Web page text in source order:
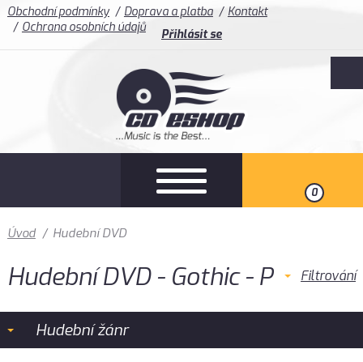
Obchodní podmínky Doprava a platba
Kontakt
Ochrana osobních údajů
Přihlásit se
0
Úvod / Hudební DVD
Hudební DVD - Gothic - P Filtrování
Hudební žánr